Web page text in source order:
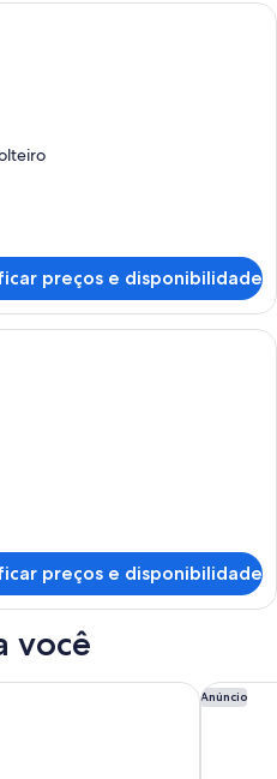
Quarto de hotel com sofá, cama,
preços e disponibilidade
Quarto de hotel com uma cama
preços e disponibilidade
você
by IHG Anúncio
The